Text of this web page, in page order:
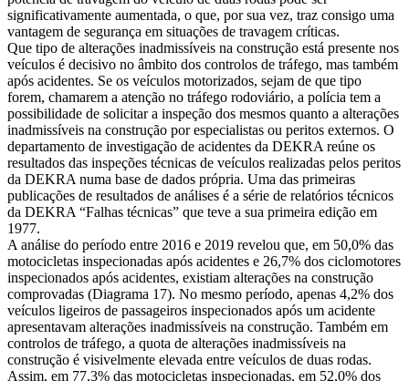
significativamente aumentada, o que, por sua vez, traz consigo uma
vantagem de segurança em situações de travagem críticas.
Que tipo de alterações inadmissíveis na construção está presente nos
veículos é decisivo no âmbito dos controlos de tráfego, mas também
após acidentes. Se os veículos motorizados, sejam de que tipo
forem, chamarem a atenção no tráfego rodoviário, a polícia tem a
possibilidade de solicitar a inspeção dos mesmos quanto a alterações
inadmissíveis na construção por especialistas ou peritos externos. O
departamento de investigação de acidentes da DEKRA reúne os
resultados das inspeções técnicas de veículos realizadas pelos peritos
da DEKRA numa base de dados própria. Uma das primeiras
publicações de resultados de análises é a série de relatórios técnicos
da DEKRA “Falhas técnicas” que teve a sua primeira edição em
1977.
A análise do período entre 2016 e 2019 revelou que, em 50,0% das
motocicletas inspecionadas após acidentes e 26,7% dos ciclomotores
inspecionados após acidentes, existiam alterações na construção
comprovadas (Diagrama 17). No mesmo período, apenas 4,2% dos
veículos ligeiros de passageiros inspecionados após um acidente
apresentavam alterações inadmissíveis na construção. Também em
controlos de tráfego, a quota de alterações inadmissíveis na
construção é visivelmente elevada entre veículos de duas rodas.
Assim, em 77,3% das motocicletas inspecionadas, em 52,0% dos